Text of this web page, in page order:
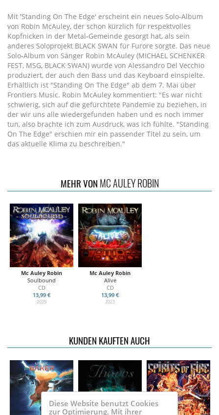
Mit 'Standing On The Edge' erscheint ein neues Solo-Album
von Robin McAuley, der schon kürzlich für respektvolles
Kopfnicken in der Metal-Gemeinde gesorgt hat, als sein
anderes Soloprojekt BLACK SWAN für Furore sorgte. Das neue
Solo-Album von Sänger Robin McAuley (MICHAEL SCHENKER
FEST, MSG, BLACK SWAN) wurde von Alessandro Del Vecchio
produziert, der auch den Bass und das Keyboard einspielte.
Erhältlich ist "Standing On The Edge" ab dem 7. Mai über
Frontiers Music. Robin McAuley kommentiert: "Es war nicht
schwierig, sich auf die gefürchtete Pandemie zu beziehen, in
der wir uns alle wiedergefunden haben und es noch immer
tun, also brachte ich zum Ausdruck, was ich fühlte. "Standing
On The Edge" erschien mir ein passender Titel zu sein, um
das aktuelle Klima zu beschreiben."
MEHR VON MC AULEY ROBIN
Mc Auley Robin
Soulbound
CD
13,99 €
2025
Mc Auley Robin
Alive
CD
13,99 €
2023
KUNDEN KAUFTEN AUCH
Diese Website benutzt Cookies
zur Optimierung. Mit ihrer